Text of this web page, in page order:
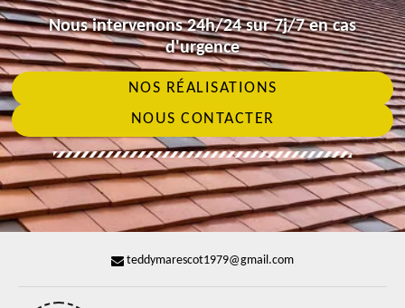
Nous intervenons 24h/24 sur 7j/7 en cas
d'urgence
NOS RÉALISATIONS
NOUS CONTACTER
teddymarescot1979@gmail.com